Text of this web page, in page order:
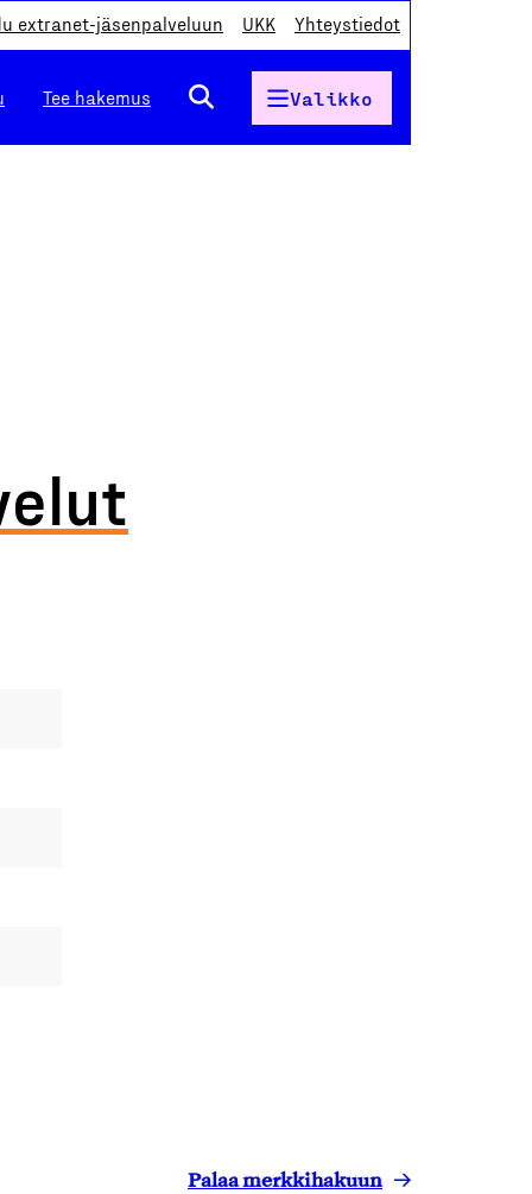
extranet-jäsenpalveluun UKK Yhteystiedot
Tee hakemus Valikko
Palaa merkkihakuun